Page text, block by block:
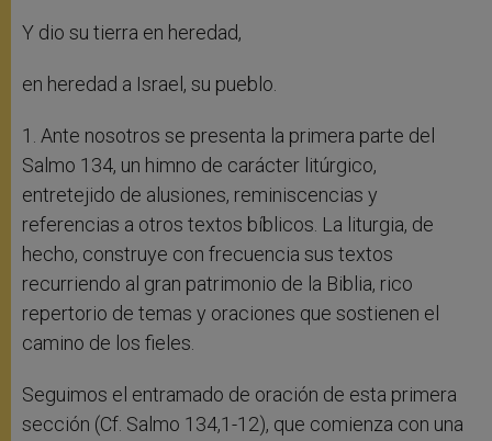
Y dio su tierra en heredad,
en heredad a Israel, su pueblo.
1. Ante nosotros se presenta la primera parte del
Salmo 134, un himno de carácter litúrgico,
entretejido de alusiones, reminiscencias y
referencias a otros textos bíblicos. La liturgia, de
hecho, construye con frecuencia sus textos
recurriendo al gran patrimonio de la Biblia, rico
repertorio de temas y oraciones que sostienen el
camino de los fieles.
Seguimos el entramado de oración de esta primera
sección (Cf. Salmo 134,1-12), que comienza con una